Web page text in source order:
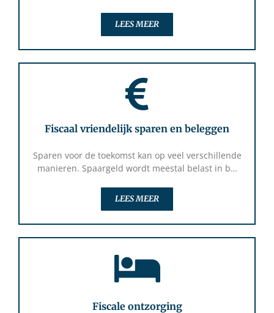
LEES MEER
Fiscaal vriendelijk sparen en beleggen
Sparen voor de toekomst kan op veel verschillende
manieren. Spaargeld wordt meestal belast in b…
LEES MEER
Fiscale ontzorging